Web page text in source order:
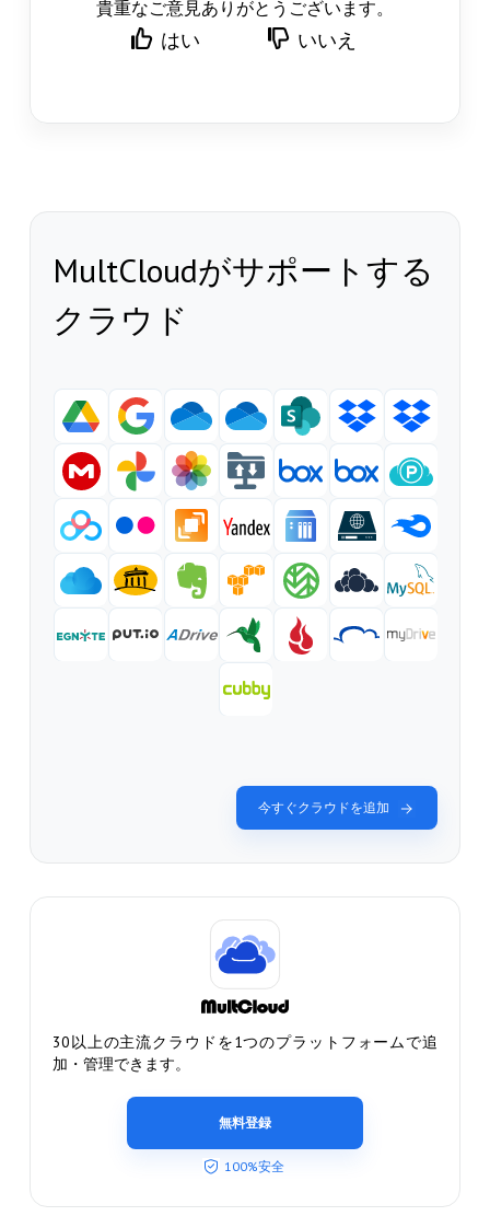
貴重なご意見ありがとうございます。
はい いいえ
MultCloudがサポートする
クラウド
今すぐクラウドを追加
30以上の主流クラウドを1つのプラットフォームで追
加・管理できます。
無料登録
100%安全